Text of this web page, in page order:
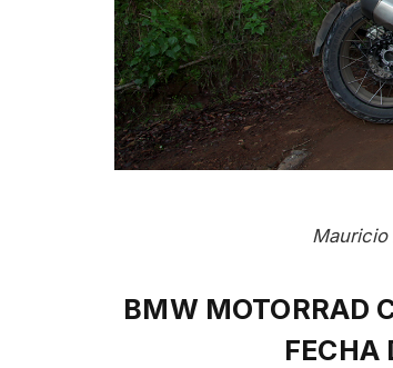
BMW MOTORRAD
FECHA